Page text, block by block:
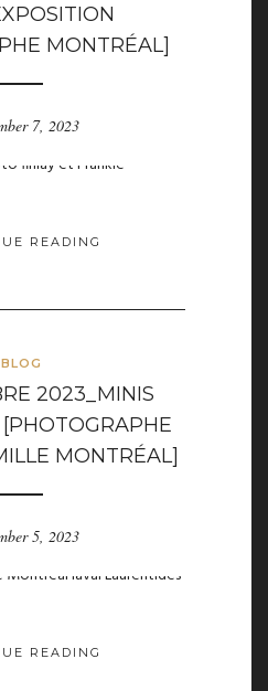
MONTRÉAL]
7, 2023
READING
BLOG
2023_MINIS
MONTRÉAL]
5, 2023
READING